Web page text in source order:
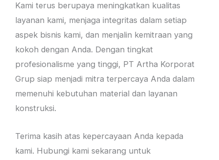
Kami terus berupaya meningkatkan kualitas
layanan kami, menjaga integritas dalam setiap
aspek bisnis kami, dan menjalin kemitraan yang
kokoh dengan Anda. Dengan tingkat
profesionalisme yang tinggi, PT Artha Korporat
Grup siap menjadi mitra terpercaya Anda dalam
memenuhi kebutuhan material dan layanan
konstruksi.
Terima kasih atas kepercayaan Anda kepada
kami. Hubungi kami sekarang untuk